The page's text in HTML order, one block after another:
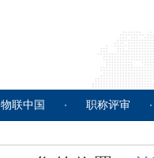
物联中国 职称评审